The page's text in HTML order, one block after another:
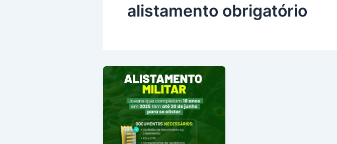
alistamento obrigatório